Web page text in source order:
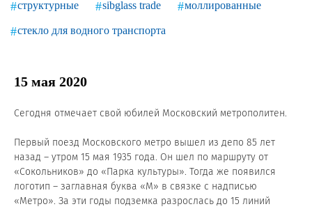
Продукция
Листовое стекло
Стекло для строительства и интерьера
15 мая 2020
Сегодня отмечает свой юбилей Московский метрополитен.
Первый поезд Московского метро вышел из депо 85 лет
назад – утром 15 мая 1935 года. Он шел по маршруту от
«Сокольников» до «Парка культуры». Тогда же появился
логотип – заглавная буква «М» в связке с надписью
«Метро». За эти годы подземка разрослась до 15 линий
структурные sibglass trade моллированные
стекло для водного транспорта